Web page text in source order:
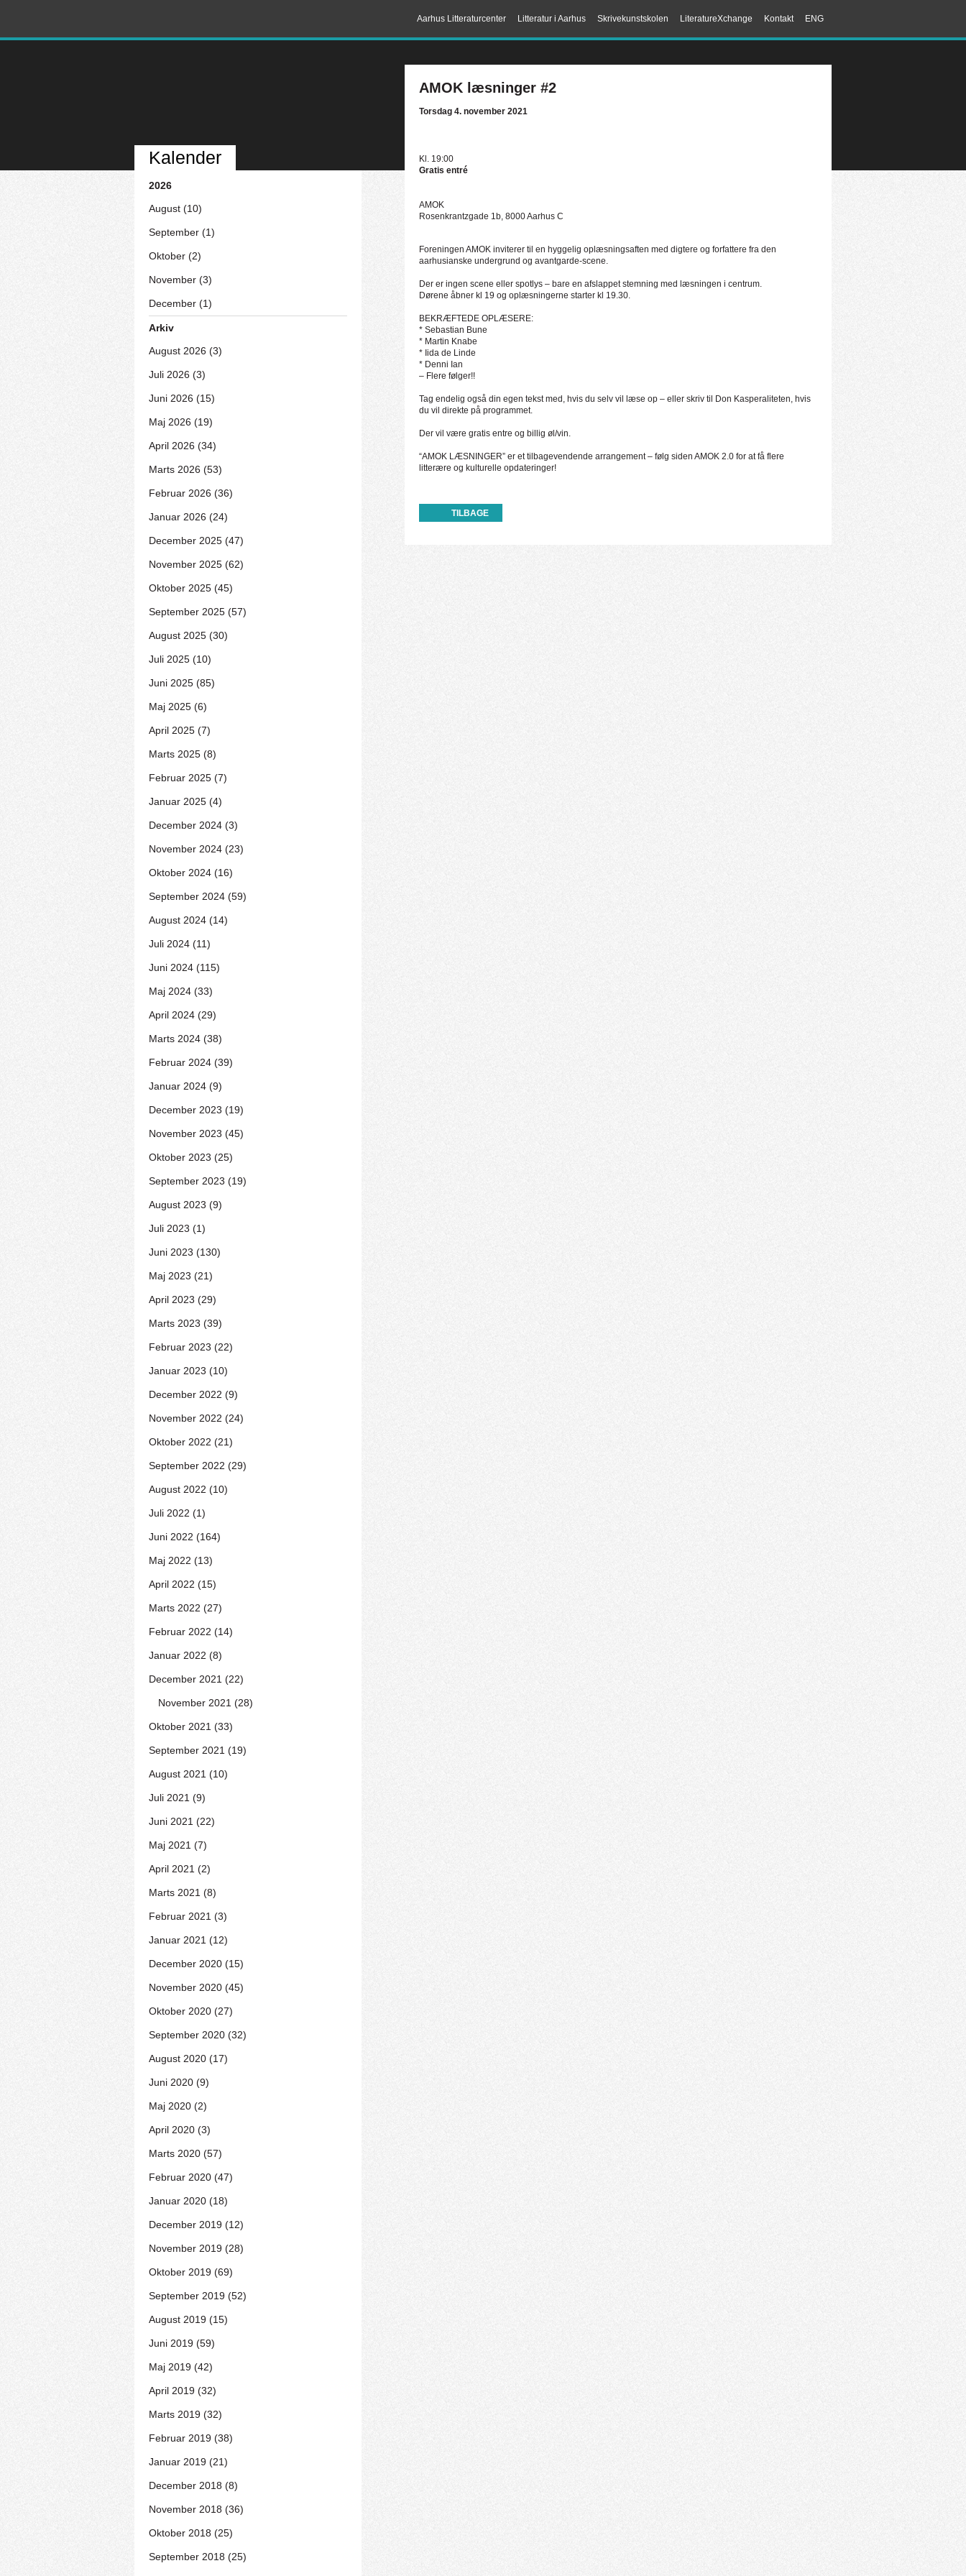
ENG
Kontakt
LiteratureXchange
Skrivekunstskolen
Litteratur i Aarhus
Aarhus Litteraturcenter
AMOK læsninger #2
Torsdag 4. november 2021
Kl. 19:00
Gratis entré
AMOK
Rosenkrantzgade 1b, 8000 Aarhus C
Foreningen AMOK inviterer til en hyggelig oplæsningsaften med digtere og forfattere fra den
aarhusianske undergrund og avantgarde-scene.
Der er ingen scene eller spotlys – bare en afslappet stemning med læsningen i centrum.
Dørene åbner kl 19 og oplæsningerne starter kl 19.30.
BEKRÆFTEDE OPLÆSERE:
* Sebastian Bune
* Martin Knabe
* Iida de Linde
* Denni Ian
– Flere følger!!
Tag endelig også din egen tekst med, hvis du selv vil læse op – eller skriv til Don Kasperaliteten, hvis
du vil direkte på programmet.
Der vil være gratis entre og billig øl/vin.
“AMOK LÆSNINGER” er et tilbagevendende arrangement – følg siden AMOK 2.0 for at få flere
litterære og kulturelle opdateringer!
TILBAGE
Kalender
2026
August (10)
September (1)
Oktober (2)
November (3)
December (1)
Arkiv
August 2026 (3)
Juli 2026 (3)
Juni 2026 (15)
Maj 2026 (19)
April 2026 (34)
Marts 2026 (53)
Februar 2026 (36)
Januar 2026 (24)
December 2025 (47)
November 2025 (62)
Oktober 2025 (45)
September 2025 (57)
August 2025 (30)
Juli 2025 (10)
Juni 2025 (85)
Maj 2025 (6)
April 2025 (7)
Marts 2025 (8)
Februar 2025 (7)
Januar 2025 (4)
December 2024 (3)
November 2024 (23)
Oktober 2024 (16)
September 2024 (59)
August 2024 (14)
Juli 2024 (11)
Juni 2024 (115)
Maj 2024 (33)
April 2024 (29)
Marts 2024 (38)
Februar 2024 (39)
Januar 2024 (9)
December 2023 (19)
November 2023 (45)
Oktober 2023 (25)
September 2023 (19)
August 2023 (9)
Juli 2023 (1)
Juni 2023 (130)
Maj 2023 (21)
April 2023 (29)
Marts 2023 (39)
Februar 2023 (22)
Januar 2023 (10)
December 2022 (9)
November 2022 (24)
Oktober 2022 (21)
September 2022 (29)
August 2022 (10)
Juli 2022 (1)
Juni 2022 (164)
Maj 2022 (13)
April 2022 (15)
Marts 2022 (27)
Februar 2022 (14)
Januar 2022 (8)
December 2021 (22)
November 2021 (28)
Oktober 2021 (33)
September 2021 (19)
August 2021 (10)
Juli 2021 (9)
Juni 2021 (22)
Maj 2021 (7)
April 2021 (2)
Marts 2021 (8)
Februar 2021 (3)
Januar 2021 (12)
December 2020 (15)
November 2020 (45)
Oktober 2020 (27)
September 2020 (32)
August 2020 (17)
Juni 2020 (9)
Maj 2020 (2)
April 2020 (3)
Marts 2020 (57)
Februar 2020 (47)
Januar 2020 (18)
December 2019 (12)
November 2019 (28)
Oktober 2019 (69)
September 2019 (52)
August 2019 (15)
Juni 2019 (59)
Maj 2019 (42)
April 2019 (32)
Marts 2019 (32)
Februar 2019 (38)
Januar 2019 (21)
December 2018 (8)
November 2018 (36)
Oktober 2018 (25)
September 2018 (25)